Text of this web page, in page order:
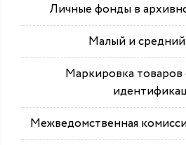
Личные фонды в
Малый и
Маркировка товаров
Межведомственная